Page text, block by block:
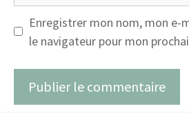
Enregistrer mon nom, mon e-
le navigateur pour mon